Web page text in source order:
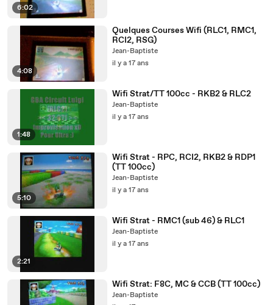
6:02
4:08
Quelques Courses Wifi (RLC1, RMC1,
RCI2, RSG)
Jean-Baptiste
il y a 17 ans
1:48
Wifi Strat/TT 100cc - RKB2 & RLC2
Jean-Baptiste
il y a 17 ans
5:10
Wifi Strat - RPC, RCI2, RKB2 & RDP1
(TT 100cc)
Jean-Baptiste
il y a 17 ans
2:21
Wifi Strat - RMC1 (sub 46) & RLC1
Jean-Baptiste
il y a 17 ans
Wifi Strat: F8C, MC & CCB (TT 100cc)
Jean-Baptiste